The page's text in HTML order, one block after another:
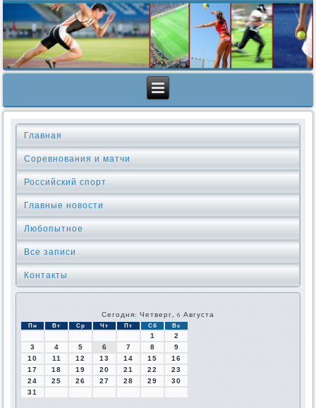
Главная
Соревнования и матчи
Российский спорт
Главные новости
Любопытное
Все записи
Контакты
Сегодня: Четверг, 6 Августа
Пн Вт Ср Чт Пт Сб Вс
1
2
3
4 5 6 7 8
9
10
11 12 13 14 15
16
17
18 19 20 21 22
23
24
25 26 27 28 29
30
31